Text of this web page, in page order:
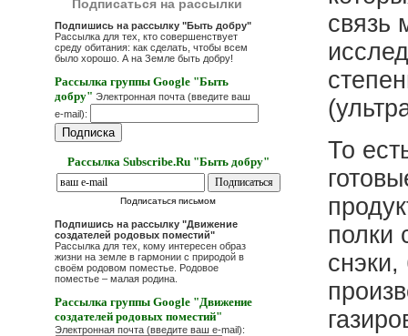
Подписаться на рассылки
Подпишись на рассылку "Быть добру"
Рассылка для тех, кто совершенствует
среду обитания: как сделать, чтобы всем
было хорошо. А на Земле быть добру!
Рассылка группы Google "Быть
добру" Электронная почта (введите ваш
e-mail):
Рассылка Subscribe.Ru "Быть добру"
Подписаться письмом
Подпишись на рассылку "Движение
создателей родовых поместий"
Рассылка для тех, кому интересен образ
жизни на земле в гармонии с природой в
своём родовом поместье. Родовое
поместье – малая родина.
Рассылка группы Google "Движение
создателей родовых поместий"
Электронная почта (введите ваш e-mail):
связь
То
полки